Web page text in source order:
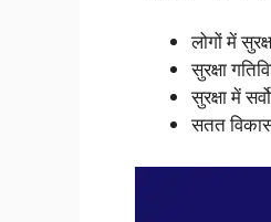
लोगों में
सुरक्षा
सुरक्षा में
सतत